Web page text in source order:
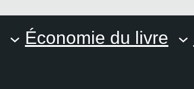
Économie du livre